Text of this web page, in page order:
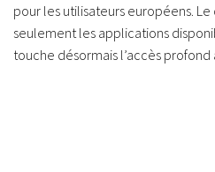
pour les utilisateurs européens.
seulement les applications
touche désormais l’accès profond